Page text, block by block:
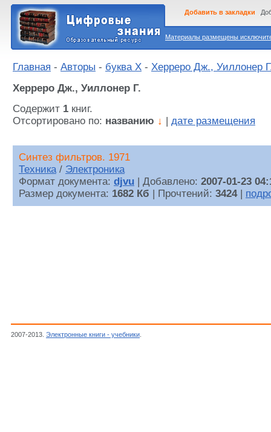
Материалы размещены
Добавить в закладки
Главная - Авторы - буква Х - Херреро Дж., Уиллонер
Херреро Дж., Уиллонер Г.
Содержит 1 книг.
Отсортировано по: названию ↓ дате размещения
Синтез фильтров. 1971
Техника/ Электроника
Формат документа: djvu | Добавлено: 2007-01-23
Размер документа: 1682 Кб | Прочтений: 3424|
2007-2013. Электронные книги - учебники